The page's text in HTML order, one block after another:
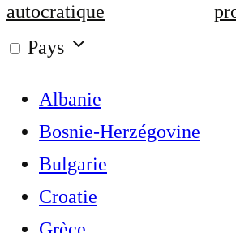
autocratique
Pays
Albanie
Bosnie-Herzégovine
Bulgarie
Croatie